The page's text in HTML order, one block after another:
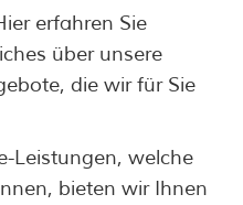
erfahren Sie
über unsere
die wir für Sie
Leistungen, welche
bieten wir Ihnen